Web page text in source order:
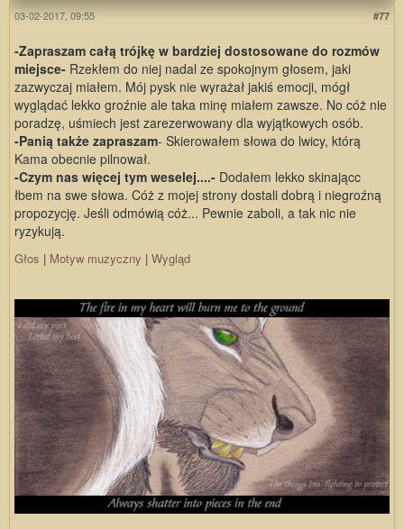
#77
03-02-2017, 09:55
-Zapraszam całą trójkę w bardziej dostosowane do rozmów
miejsce- Rzekłem do niej nadal ze spokojnym głosem, jaki
zazwyczaj miałem. Mój pysk nie wyrażał jakiś emocji, mógł
wyglądać lekko groźnie ale taka minę miałem zawsze. No cóż nie
poradzę, uśmiech jest zarezerwowany dla wyjątkowych osób.
-Panią także zapraszam- Skierowałem słowa do lwicy, którą
Kama obecnie pilnował.
-Czym nas więcej tym weselej....- Dodałem lekko skinającc
łbem na swe słowa. Cóż z mojej strony dostali dobrą i niegroźną
propozycję. Jeśli odmówią cóż... Pewnie zaboli, a tak nic nie
ryzykują.
Głos | Motyw muzyczny | Wygląd